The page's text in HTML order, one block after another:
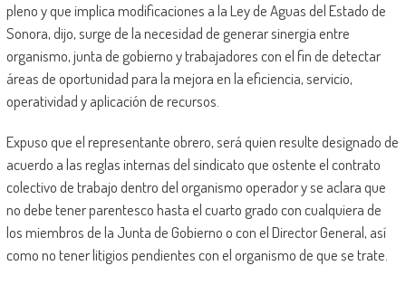
pleno y que implica modificaciones a la Ley de Aguas del Estado de
Sonora, dijo, surge de la necesidad de generar sinergia entre
organismo, junta de gobierno y trabajadores con el fin de detectar
áreas de oportunidad para la mejora en la eficiencia, servicio,
operatividad y aplicación de recursos.
Expuso que el representante obrero, será quien resulte designado de
acuerdo a las reglas internas del sindicato que ostente el contrato
colectivo de trabajo dentro del organismo operador y se aclara que
no debe tener parentesco hasta el cuarto grado con cualquiera de
los miembros de la Junta de Gobierno o con el Director General, así
como no tener litigios pendientes con el organismo de que se trate.